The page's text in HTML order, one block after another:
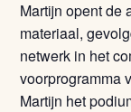
Martijn opent de
materiaal,
netwerk in het
voorprogramma
Martijn het